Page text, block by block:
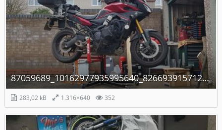
87059689_10162977935995640_8266939157121597440_o.jpg
283,02 kB 1.316×640 352